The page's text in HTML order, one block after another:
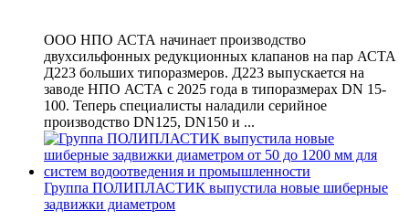
ООО НПО АСТА начинает производство
двухсильфонных редукционных клапанов на пар АСТА
Д223 больших типоразмеров. Д223 выпускается на
заводе НПО АСТА с 2025 года в типоразмерах DN 15-
100. Теперь специалисты наладили серийное
производство DN125, DN150 и ...
Группа ПОЛИПЛАСТИК выпустила новые шиберные
задвижки диаметром